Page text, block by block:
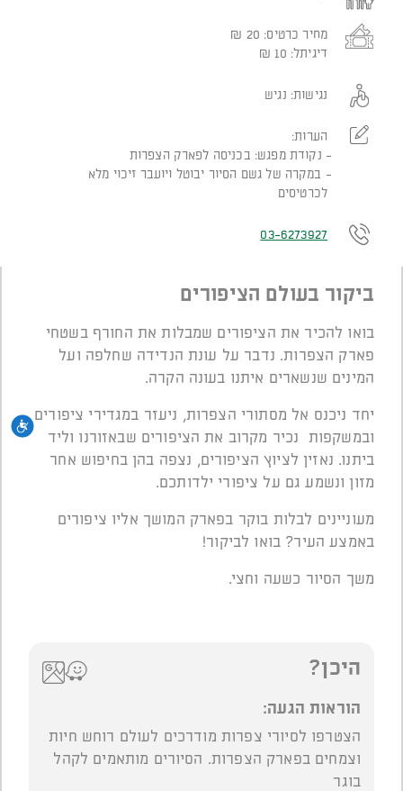
מחיר כרטיס:
₪
דיגיתל:
₪
נגישות: נגיש
הערות:
נקודת מפגש: בכניסה לפארק הצפרות
במקרה של גשם הסיור יבוטל ויועבר זיכוי מלא
לכרטיסים
03-6273927
ביקור בעולם הציפורים
בואו להכיר את הציפורים שמבלות את החורף בשטחי
פארק הצפרות. נדבר על עונת הנדידה שחלפה ועל
המינים שנשארים איתנו בעונה הקרה.
יחד ניכנס אל מסתורי הצפרות, ניעזר במגדירי ציפורים
ובמשקפות נכיר מקרוב את הציפורים שבאזורנו וליד
ביתנו. נאזין לציוץ הציפורים, נצפה בהן בחיפוש אחר
מזון ונשמע גם על ציפורי ילדותכם.
מעוניינים לבלות בוקר בפארק המושך אליו ציפורים
באמצע העיר? בואו לביקור!
משך הסיור כשעה וחצי.
היכן?
הוראות הגעה:
הצטרפו לסיורי צפרות מודרכים לעולם רוחש חיות
וצמחים בפארק הצפרות. הסיורים מותאמים לקהל
בוגר